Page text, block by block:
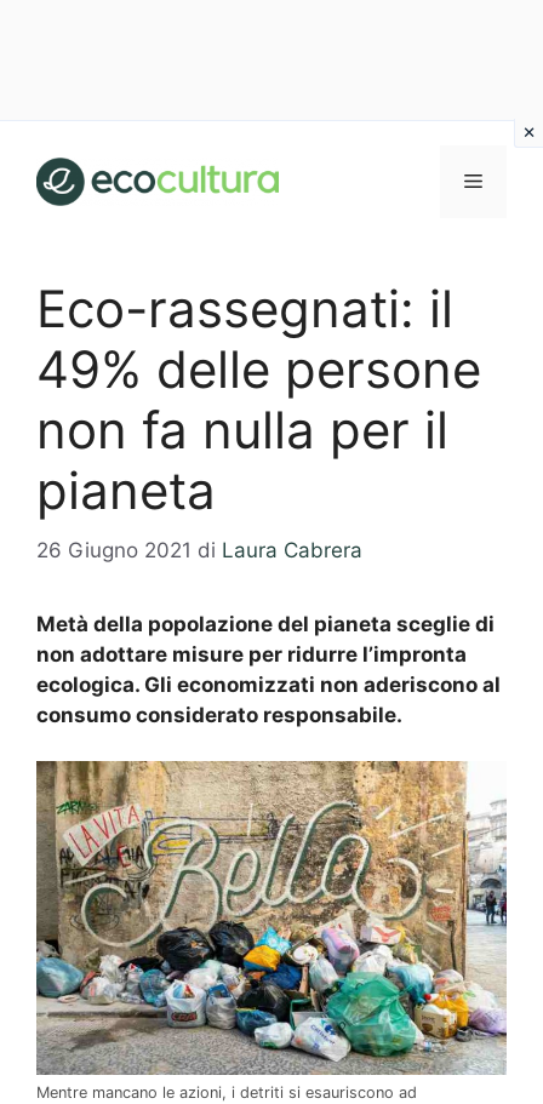
contenuto
MENU
Eco-rassegnati: il
49% delle persone
non fa nulla per il
pianeta
26 Giugno 2021 di Laura Cabrera
Metà della popolazione del pianeta sceglie di
non adottare misure per ridurre l’impronta
ecologica. Gli economizzati non aderiscono al
consumo considerato responsabile.
Mentre mancano le azioni, i detriti si esauriscono ad